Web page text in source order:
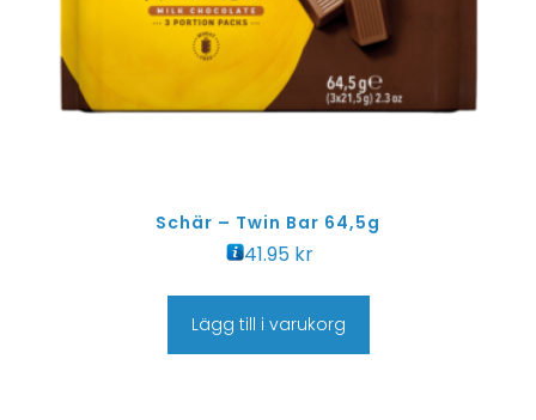
Schär – Twin Bar 64,5g
41.95 kr
Lägg till i varukorg